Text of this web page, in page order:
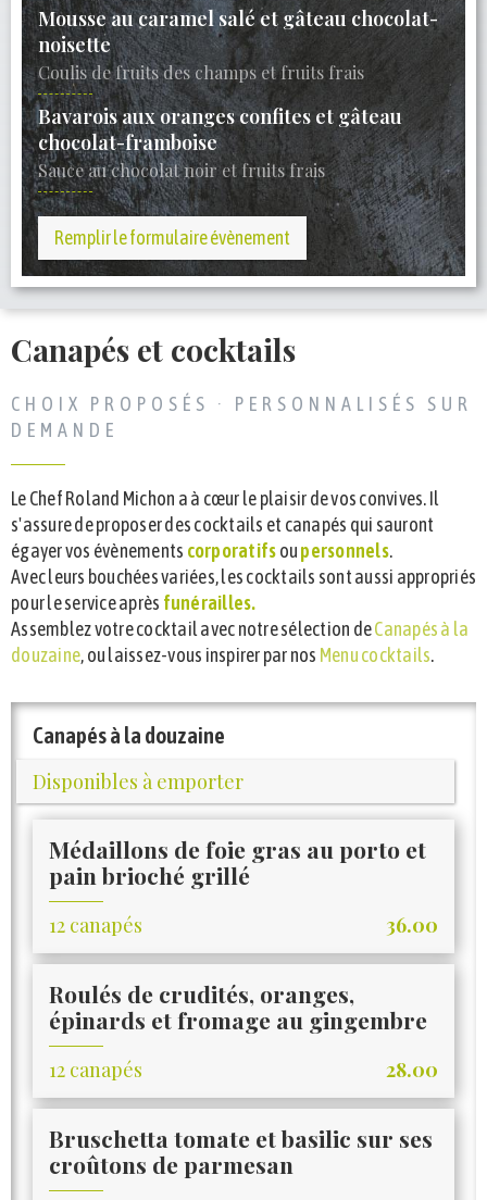
Mousse au caramel salé et gâteau chocolat-
noisette
Coulis de fruits des champs et fruits frais
Bavarois aux oranges confites et gâteau
chocolat-framboise
Sauce au chocolat noir et fruits frais
Remplir le formulaire évènement
Canapés et cocktails
CHOIX PROPOSÉS · PERSONNALISÉS SUR
DEMANDE
Le Chef Roland Michon a à cœur le plaisir de vos convives. Il
s'assure de proposer des cocktails et canapés qui sauront
égayer vos évènements corporatifsoupersonnels.
Avec leurs bouchées variées, les cocktails sont aussi appropriés
pour le service après funérailles.
Assemblez votre cocktail avec notre sélection deCanapés à la
douzaine, ou laissez-vous inspirer par nos Menu cocktails.
Canapés à la douzaine
Disponibles à emporter
Médaillons de foie gras au porto et
pain brioché grillé
12 canapés 36.00
Roulés de crudités, oranges,
épinards et fromage au gingembre
12 canapés 28.00
Bruschetta tomate et basilic sur ses
croûtons de parmesan